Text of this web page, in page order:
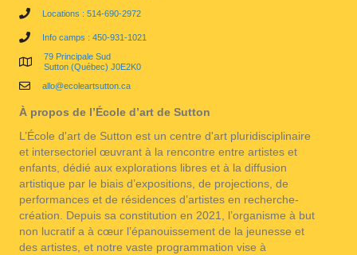
Locations : 514-690-2972
Info camps : 450-931-1021
79 Principale Sud
Sutton (Québec) J0E2K0
allo@ecoleartsutton.ca
À propos de l’École d’art de Sutton
L’École d'art de Sutton est un centre d'art pluridisciplinaire
et intersectoriel œuvrant à la rencontre entre artistes et
enfants, dédié aux explorations libres et à la diffusion
artistique par le biais d’expositions, de projections, de
performances et de résidences d’artistes en recherche-
création. Depuis sa constitution en 2021, l’organisme à but
non lucratif a à cœur l’épanouissement de la jeunesse et
des artistes, et notre vaste programmation vise à